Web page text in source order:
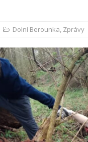
Dolní Berounka, Zprávy